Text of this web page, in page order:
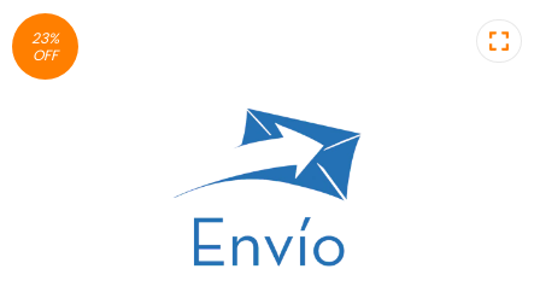
23%
OFF